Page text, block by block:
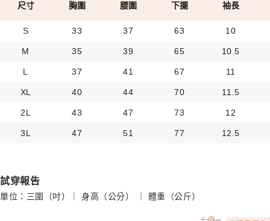
尺寸 胸圍 腰圍 下擺 袖長
S 33 37 63 10
M 35 39 65 10.5
L 37 41 67 11
XL 40 44 70 11.5
2L 43 47 73 12
3L 47 51 77 12.5
試穿報告
單位：三圍（吋）｜ 身高（公分） ｜ 體重（公斤）